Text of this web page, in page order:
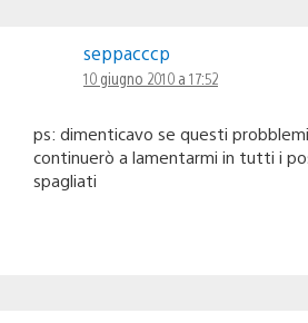
seppacccp
10 giugno 2010 a 17:52
ps: dimenticavo se questi
continuerò a lamentarmi in tutti i
spagliati